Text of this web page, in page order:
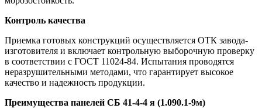
Контроль качества
Приемка готовых конструкций осуществляется ОТК завода-
изготовителя и включает контрольную выборочную проверку
в соответствии с ГОСТ 11024-84. Испытания проводятся
неразрушительными методами, что гарантирует высокое
качество и надежность продукции.
Преимущества панелей СБ 41-4-4 я (1.090.1-9м)